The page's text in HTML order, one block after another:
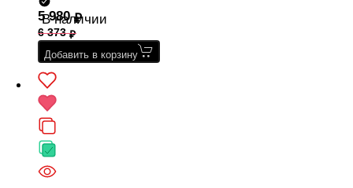
В наличии
5 980
6 373
Добавить в корзину